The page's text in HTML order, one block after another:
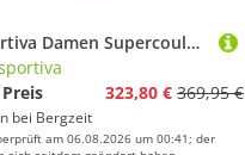
La Sportiva Damen Supercouloir Primaloft Parka Jacke
323,80 € 369,95 €
bei Bergzeit
am 06.08.2026 um 00:41; der